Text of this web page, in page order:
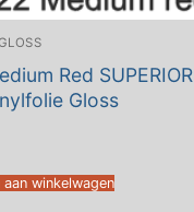
Red SUPERIOR
Gloss
winkelwagen